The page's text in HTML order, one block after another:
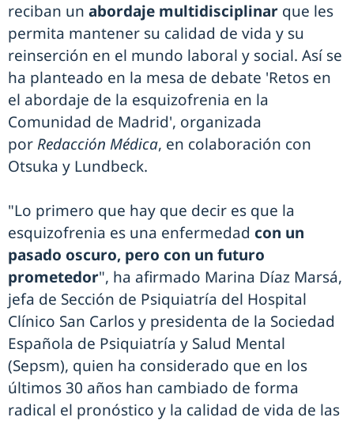
reciban un abordaje multidisciplinar que les
permita mantener su calidad de vida y su
reinserción en el mundo laboral y social. Así se
ha planteado en la mesa de debate 'Retos en
el abordaje de la esquizofrenia en la
Comunidad de Madrid', organizada
porRedacción Médica, en colaboración con
Otsuka y Lundbeck.
"Lo primero que hay que decir es que la
esquizofrenia es una enfermedad con un
pasado oscuro, pero con un futuro
prometedor", ha afirmado Marina Díaz Marsá,
jefa de Sección de Psiquiatría del Hospital
Clínico San Carlos y presidenta de la Sociedad
Española de Psiquiatría y Salud Mental
(Sepsm), quien ha considerado que en los
últimos 30 años han cambiado de forma
radical el pronóstico y la calidad de vida de las